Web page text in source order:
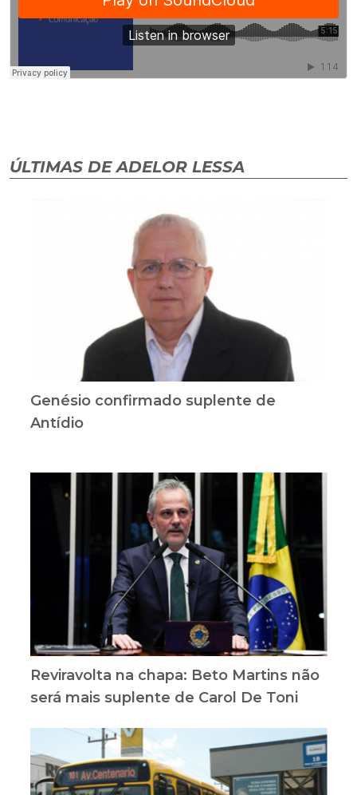
ÚLTIMAS DE ADELOR LESSA
Genésio confirmado suplente de
Antídio
Reviravolta na chapa: Beto Martins não
será mais suplente de Carol De Toni